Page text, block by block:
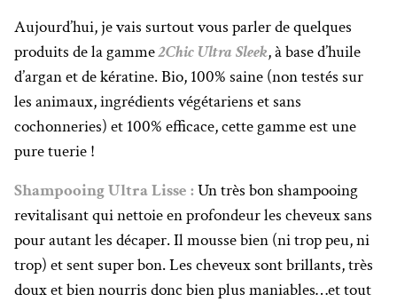
Aujourd’hui, je vais surtout vous parler de quelques
produits de la gamme2Chic Ultra Sleek, à base d’huile
d’argan et de kératine. Bio, 100% saine (non testés sur
les animaux, ingrédients végétariens et sans
cochonneries) et 100% efficace, cette gamme est une
pure tuerie !
Shampooing Ultra Lisse : Un très bon shampooing
revitalisant qui nettoie en profondeur les cheveux sans
pour autant les décaper. Il mousse bien (ni trop peu, ni
trop) et sent super bon. Les cheveux sont brillants, très
doux et bien nourris donc bien plus maniables…et tout